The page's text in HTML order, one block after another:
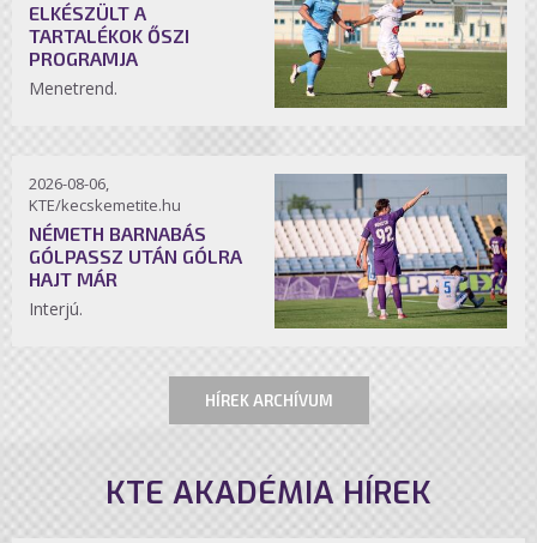
ELKÉSZÜLT A
TARTALÉKOK ŐSZI
PROGRAMJA
Menetrend.
2026-08-06,
KTE/kecskemetite.hu
NÉMETH BARNABÁS
GÓLPASSZ UTÁN GÓLRA
HAJT MÁR
Interjú.
HÍREK ARCHÍVUM
KTE AKADÉMIA HÍREK